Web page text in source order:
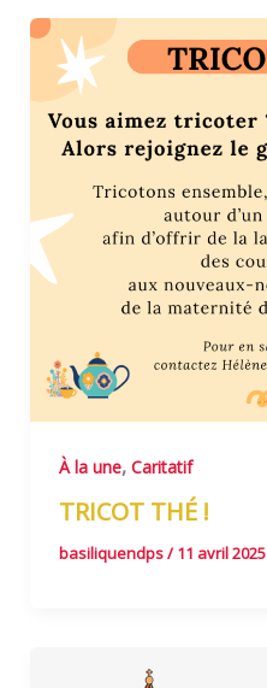
À la une, Caritatif
TRICOT THÉ !
basiliquendps/ 11 avril 2025